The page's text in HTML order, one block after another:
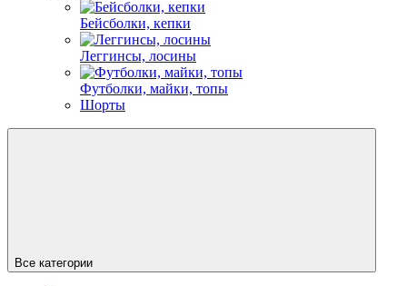
Бейсболки, кепки
Леггинсы, лосины
Футболки, майки, топы
Шорты
Все категории